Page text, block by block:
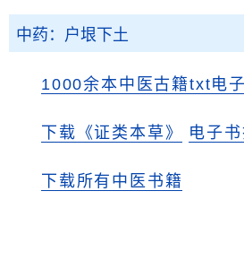
中药：户垠下土
1000余本中医古籍txt电
下载《证类本草》 电子书
下载所有中医书籍